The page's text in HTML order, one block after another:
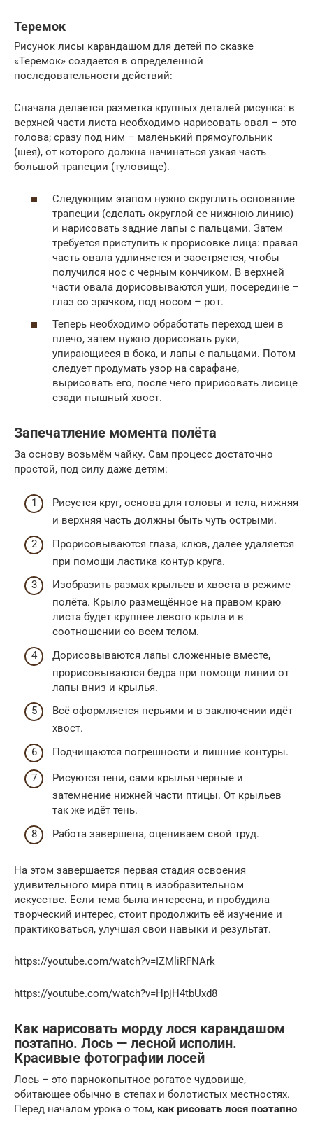
Теремок
Рисунок лисы карандашом для детей по сказке
«Теремок» создается в определенной
последовательности действий:
Сначала делается разметка крупных деталей рисунка: в
верхней части листа необходимо нарисовать овал – это
голова; сразу под ним – маленький прямоугольник
(шея), от которого должна начинаться узкая часть
большой трапеции (туловище).
Следующим этапом нужно скруглить основание
трапеции (сделать округлой ее нижнюю линию)
и нарисовать задние лапы с пальцами. Затем
требуется приступить к прорисовке лица: правая
часть овала удлиняется и заостряется, чтобы
получился нос с черным кончиком. В верхней
части овала дорисовываются уши, посередине –
глаз со зрачком, под носом – рот.
Теперь необходимо обработать переход шеи в
плечо, затем нужно дорисовать руки,
упирающиеся в бока, и лапы с пальцами. Потом
следует продумать узор на сарафане,
вырисовать его, после чего пририсовать лисице
сзади пышный хвост.
Запечатление момента полёта
За основу возьмём чайку. Сам процесс достаточно
простой, под силу даже детям:
Рисуется круг, основа для головы и тела, нижняя
и верхняя часть должны быть чуть острыми.
Прорисовываются глаза, клюв, далее удаляется
при помощи ластика контур круга.
Изобразить размах крыльев и хвоста в режиме
полёта. Крыло размещённое на правом краю
листа будет крупнее левого крыла и в
соотношении со всем телом.
Дорисовываются лапы сложенные вместе,
прорисовываются бедра при помощи линии от
лапы вниз и крылья.
Всё оформляется перьями и в заключении идёт
хвост.
Подчищаются погрешности и лишние контуры.
Рисуются тени, сами крылья черные и
затемнение нижней части птицы. От крыльев
так же идёт тень.
Работа завершена, оцениваем свой труд.
На этом завершается первая стадия освоения
удивительного мира птиц в изобразительном
искусстве. Если тема была интересна, и пробудила
творческий интерес, стоит продолжить её изучение и
практиковаться, улучшая свои навыки и результат.
https://youtube.com/watch?v=IZMliRFNArk
https://youtube.com/watch?v=HpjH4tbUxd8
Как нарисовать морду лося карандашом
поэтапно. Лось — лесной исполин.
Красивые фотографии лосей
Лось – это парнокопытное рогатое чудовище,
обитающее обычно в степах и болотистых местностях.
Перед началом урока о том, как рисовать лося поэтапно